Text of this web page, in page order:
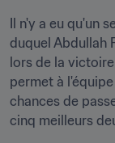
Il n'y a eu qu'un
duquel Abdullah
lors de la victoire
permet à
chances de
cinq meilleurs